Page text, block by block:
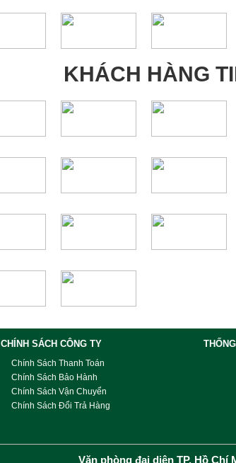
KHÁCH HÀNG
CHÍNH SÁCH CÔNG TY
Chính Sách Thanh Toán
Chính Sách Bảo Hành
Chính Sách Vận Chuyển
Chính Sách Đổi Trả Hàng
Văn phòng đại diện TP. Hồ Chí